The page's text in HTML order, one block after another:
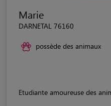
Marie
DARNETAL 76160
possède des animaux
Etudiante amoureuse des